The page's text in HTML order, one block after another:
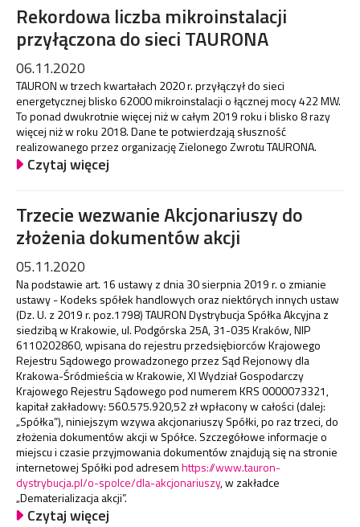
Rekordowa liczba mikroinstalacji
przyłączona do sieci TAURONA
06.11.2020
TAURON w trzech kwartałach 2020 r. przyłączył do sieci
energetycznej blisko 62000 mikroinstalacji o łącznej mocy 422 MW.
To ponad dwukrotnie więcej niż w całym 2019 roku i blisko 8 razy
więcej niż w roku 2018. Dane te potwierdzają słuszność
realizowanego przez organizację Zielonego Zwrotu TAURONA.
Czytaj więcej
Trzecie wezwanie Akcjonariuszy do
złożenia dokumentów akcji
05.11.2020
Na podstawie art. 16 ustawy z dnia 30 sierpnia 2019 r. o zmianie
ustawy - Kodeks spółek handlowych oraz niektórych innych ustaw
(Dz. U. z 2019 r. poz.1798) TAURON Dystrybucja Spółka Akcyjna z
siedzibą w Krakowie, ul. Podgórska 25A, 31-035 Kraków, NIP
6110202860, wpisana do rejestru przedsiębiorców Krajowego
Rejestru Sądowego prowadzonego przez Sąd Rejonowy dla
Krakowa-Śródmieścia w Krakowie, XI Wydział Gospodarczy
Krajowego Rejestru Sądowego pod numerem KRS 0000073321,
kapitał zakładowy: 560.575.920,52 zł wpłacony w całości (dalej:
„Spółka”), niniejszym wzywa akcjonariuszy Spółki, po raz trzeci, do
złożenia dokumentów akcji w Spółce. Szczegółowe informacje o
miejscu i czasie przyjmowania dokumentów znajdują się na stronie
internetowej Spółki pod adresemhttps://www.tauron-
dystrybucja.pl/o-spolce/dla-akcjonariuszy, w zakładce
„Dematerializacja akcji”.
Czytaj więcej